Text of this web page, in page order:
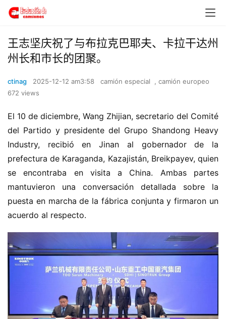
王志坚庆祝了与布拉克巴耶夫、卡拉干达州
州长和市长的团聚。
ctinag 2025-12-12 am3:58 camión especial , camión europeo
672 views
El 10 de diciembre, Wang Zhijian, secretario del Comité
del Partido y presidente del Grupo Shandong Heavy
Industry, recibió en Jinan al gobernador de la
prefectura de Karaganda, Kazajistán, Breikpayev, quien
se encontraba en visita a China. Ambas partes
mantuvieron una conversación detallada sobre la
puesta en marcha de la fábrica conjunta y firmaron un
acuerdo al respecto.